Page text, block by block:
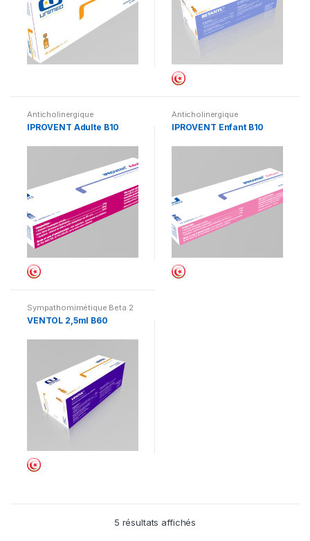
Anticholinergique
IPROVENT Adulte B10
Anticholinergique
IPROVENT Enfant B10
Sympathomimétique Beta 2
stimulants
VENTOL 2,5ml B60
5 résultats affichés